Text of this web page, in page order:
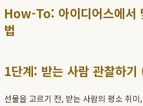
How-To: 아이디어스에서
법
1단계: 받는 사람 관찰하기
선물을 고르기 전, 받는 사람의 평소 취